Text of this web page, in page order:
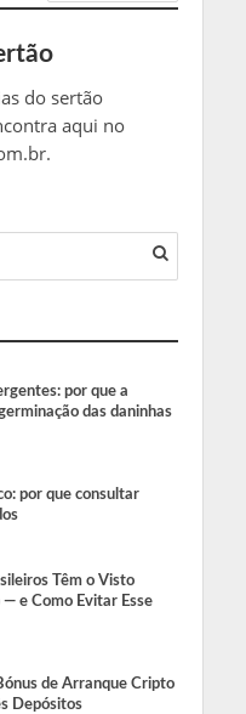
do sertão
aqui no
por que a
das daninhas
por que consultar
Têm o Visto
e Como Evitar Esse
de Arranque Cripto
Depósitos